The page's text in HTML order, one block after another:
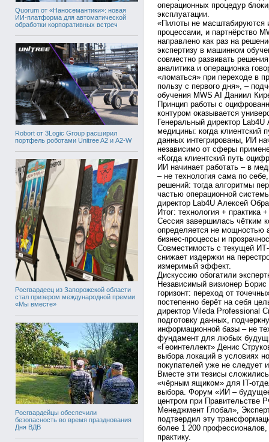
Quorum от «Наносемантики»: новая
ИИ-платформа для автоматической
обработки корпоративных встреч
Robort от 3Logic Group расширил
портфель роботами Unitree A2 и A2-W
Росгвардеец из Запорожской области
стал призером международной премии
«Мы вместе»
Росгвардейцы обеспечили
безопасность во время празднования
Дня ВДВ
операционных процедур
эксплуатации.
«Пилоты не масштабируются
процессами, и партнёрство
направлено как раз на
экспертизу в машинном
совместно развивать
аналитика и операционка
«ломаться» при переходе в
пользу с первого дня», –
обучения MWS AI Даниил
Принцип работы с
контуром оказывается
Генеральный директор
медицины: когда клиентский
данных интегрированы, ИИ
независимо от сферы
«Когда клиентский путь
ИИ начинает работать – в
– не технология сама по
решений: тогда алгоритмы
частью операционной
директор Lab4U Алексей
Итог: технология + практика
Сессия завершилась чётким
определяется не мощностью
бизнес-процессы и
Совместимость с текущей ИТ-
снижает издержки на
измеримый эффект.
Дискуссию обогатили
Независимый визионер Борис
горизонт: переход от
постепенно берёт на себя
директор Vileda Professional
подготовку данных,
информационной базы – не
фундамент для любых
«Геоинтеллект» Денис
выбора локаций в условиях
покупателей уже не следует
Вместе эти тезисы
«чёрным ящиком» для IT-
выбора. Форум «ИИ –
центром при
Менеджмент Глобал»,
подтвердил эту
более 1 200
практику.